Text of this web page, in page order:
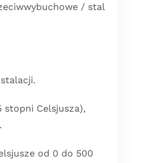
/ stal
stopni Celsjusza),
od 0 do 500